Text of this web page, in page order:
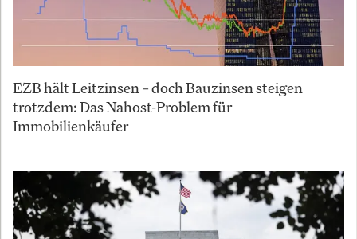
EZB hält Leitzinsen – doch Bauzinsen steigen
trotzdem: Das Nahost-Problem für
Immobilienkäufer